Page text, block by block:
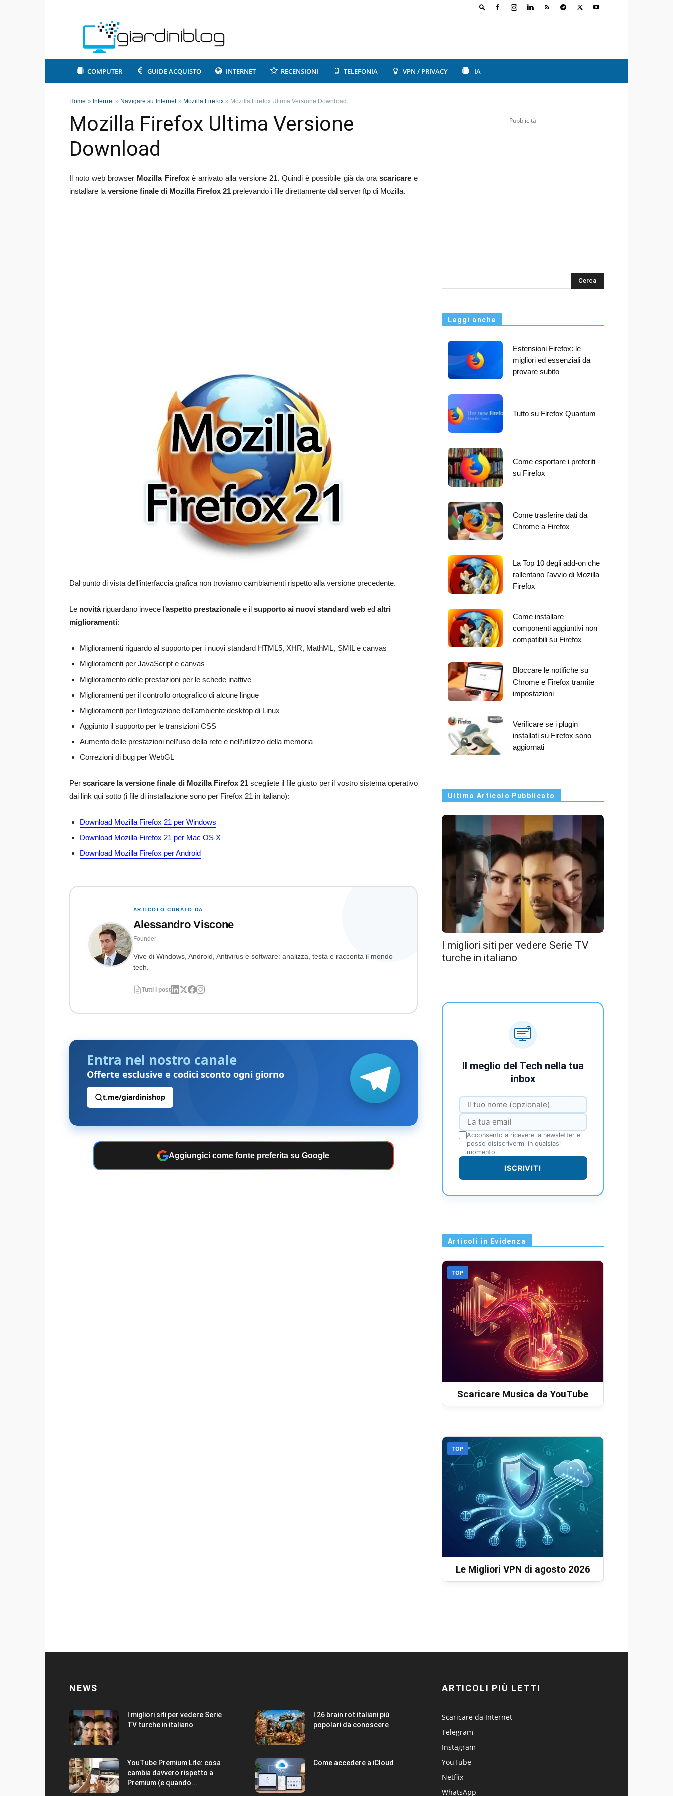
COMPUTER GUIDE ACQUISTO INTERNET RECENSIONI TELEFONIA VPN / PRIVACY IA
Home » Internet» Navigare su Internet» Mozilla Firefox» Mozilla Firefox Ultima Versione Download
Mozilla Firefox Ultima Versione
Download
Il noto web browser Mozilla Firefoxè arrivato alla versione 21. Quindi è possibile già da ora scaricaree
installare la versione finale di Mozilla Firefox 21 prelevando i file direttamente dal server ftp di Mozilla.
Dal punto di vista dell’interfaccia grafica non troviamo cambiamenti rispetto alla versione precedente.
Le novitàriguardano invece l’aspetto prestazionale e il supporto ai nuovi standard web ed altri
miglioramenti:
Miglioramenti riguardo al supporto per i nuovi standard HTML5, XHR, MathML, SMIL e canvas
Miglioramenti per JavaScript e canvas
Miglioramento delle prestazioni per le schede inattive
Miglioramenti per il controllo ortografico di alcune lingue
Miglioramenti per l’integrazione dell’ambiente desktop di Linux
Aggiunto il supporto per le transizioni CSS
Aumento delle prestazioni nell’uso della rete e nell’utilizzo della memoria
Correzioni di bug per WebGL
Perscaricare la versione finale di Mozilla Firefox 21scegliete il file giusto per il vostro sistema operativo
dai link qui sotto (i file di installazione sono per Firefox 21 in italiano):
Download Mozilla Firefox 21 per Windows
Download Mozilla Firefox 21 per Mac OS X
Download Mozilla Firefox per Android
ARTICOLO CURATO DA
Alessandro Viscone
Founder
Vive di Windows, Android, Antivirus e software: analizza, testa e racconta il mondo
tech.
Tutti i post
Entra nel nostro canale
Offerte esclusive e codici sconto ogni giorno
t.me/giardinishop
Aggiungici come fonte preferita su Google
Pubblicità
s
Leggi anche
Estensioni Firefox: le
migliori ed essenziali da
provare subito
Tutto su Firefox Quantum
Come esportare i preferiti
su Firefox
Come trasferire dati da
Chrome a Firefox
La Top 10 degli add-on che
rallentano l'avvio di Mozilla
Firefox
Come installare
componenti aggiuntivi non
compatibili su Firefox
Bloccare le notifiche su
Chrome e Firefox tramite
impostazioni
Verificare se i plugin
installati su Firefox sono
aggiornati
Ultimo Articolo Pubblicato
I migliori siti per vedere Serie TV
turche in italiano
Il meglio del Tech nella tua
inbox
Acconsento a ricevere la newsletter e
posso disiscrivermi in qualsiasi
momento.
ISCRIVITI
Articoli in Evidenza
TOP
Scaricare Musica da YouTube
TOP
Le Migliori VPN di agosto 2026
NEWS
I migliori siti per vedere Serie
TV turche in italiano
I 26 brain rot italiani più
popolari da conoscere
YouTube Premium Lite: cosa
cambia davvero rispetto a
Premium (e quando...
Come accedere a iCloud
ARTICOLI PIÙ LETTI
Scaricare da Internet
Telegram
Instagram
YouTube
Netflix
WhatsApp